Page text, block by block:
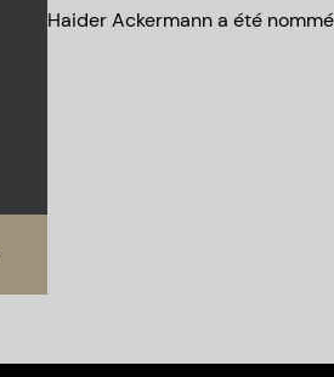
Haider Ackermann a été